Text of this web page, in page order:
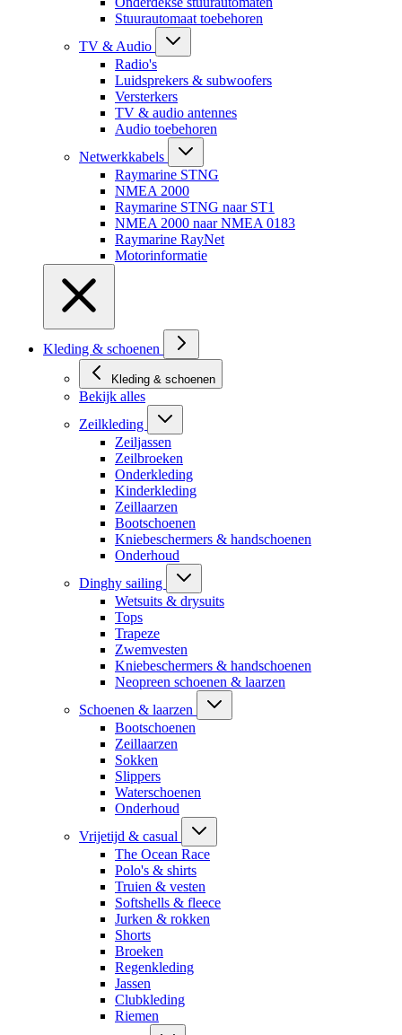
Stuurautomaat toebehoren
TV & Audio
Radio's
Luidsprekers & subwoofers
Versterkers
TV & audio antennes
Audio toebehoren
Netwerkkabels
Raymarine STNG
NMEA 2000
Raymarine STNG naar ST1
NMEA 2000 naar NMEA 0183
Raymarine RayNet
Motorinformatie
Kleding & schoenen
Kleding & schoenen
Bekijk alles
Zeilkleding
Zeiljassen
Zeilbroeken
Onderkleding
Kinderkleding
Zeillaarzen
Bootschoenen
Kniebeschermers & handschoenen
Onderhoud
Dinghy sailing
Wetsuits & drysuits
Tops
Trapeze
Zwemvesten
Kniebeschermers & handschoenen
Neopreen schoenen & laarzen
Schoenen & laarzen
Bootschoenen
Zeillaarzen
Sokken
Slippers
Waterschoenen
Onderhoud
Vrijetijd & casual
The Ocean Race
Polo's & shirts
Truien & vesten
Softshells & fleece
Jurken & rokken
Shorts
Broeken
Regenkleding
Jassen
Clubkleding
Riemen